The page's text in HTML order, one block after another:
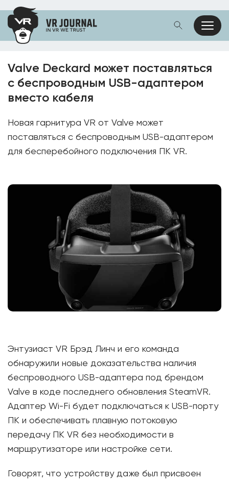
Valve Deckard может поставляться
с беспроводным USB-адаптером
вместо кабеля
Новая гарнитура VR от Valve может
поставляться с беспроводным USB-адаптером
для бесперебойного подключения ПК VR.
Энтузиаст VR Брэд Линч и его команда
обнаружили новые доказательства наличия
беспроводного USB-адаптера под брендом
Valve в коде последнего обновления SteamVR.
Адаптер Wi-Fi будет подключаться к USB-порту
ПК и обеспечивать плавную потоковую
передачу ПК VR без необходимости в
маршрутизаторе или настройке сети.
Говорят, что устройству даже был присвоен